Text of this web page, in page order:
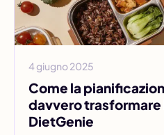
4 giugno 2025
Come la
davvero trasformare
DietGenie